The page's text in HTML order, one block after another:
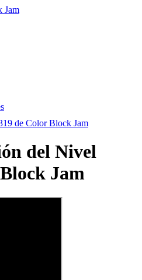
Jam
de Color Block Jam
del Nivel
Jam